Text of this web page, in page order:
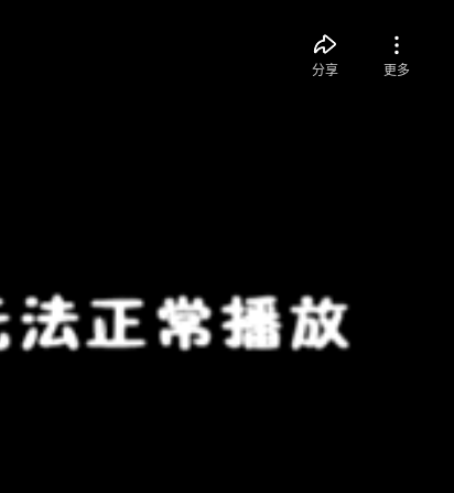
分享 更多